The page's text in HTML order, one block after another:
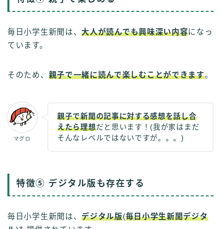
毎日小学生新聞は、大人が読んでも興味深い内容になっ
ています。
そのため、 親子で一緒に読んで楽しむことができます。
マグロ
親子で新聞の記事に対する感想を話し合
えたら理想だと思います！(我が家はまだ
そんなレベルではないですが。。。)
特徴⑤ デジタル版も存在する
毎日小学生新聞は、デジタル版(毎日小学生新聞デジタ